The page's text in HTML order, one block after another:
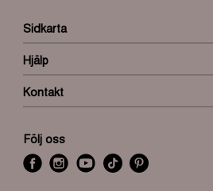
Sidkarta
Hjälp
Kontakt
Följ oss
f
i
y
t
P